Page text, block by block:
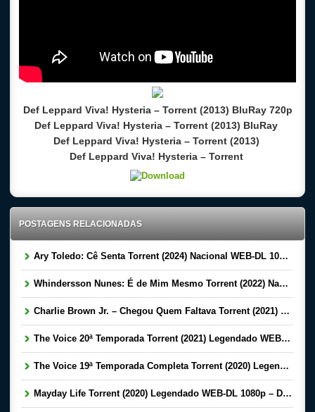
Def Leppard Viva! Hysteria – Torrent (2013) BluRay 720p
Def Leppard Viva! Hysteria – Torrent (2013) BluRay
Def Leppard Viva! Hysteria – Torrent (2013)
Def Leppard Viva! Hysteria – Torrent
POSTAGENS RELACIONADAS
Ary Toledo: Cê Senta Torrent (2024) Nacional WEB-DL 1080p
Whindersson Nunes: É de Mim Mesmo Torrent (2022) Nacional 5.1 WEB-DL 1080p – Download
Charlie Brown Jr. – Chegou Quem Faltava Torrent (2021) Nacional WEB-DL 1080p – Download
The Voice 20ª Temporada Torrent (2021) Legendado WEB-DL 720p | 1080p – Download
The Voice 19ª Temporada Completa Torrent (2020) Legendado WEB-DL 720p | 1080p – Download
Mayday Life Torrent (2020) Legendado WEB-DL 1080p – Download